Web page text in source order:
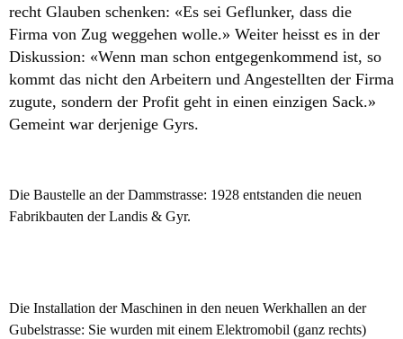
recht Glauben schenken: «Es sei Geflunker, dass die
Firma von Zug weggehen wolle.» Weiter heisst es in der
Diskussion: «Wenn man schon entgegenkommend ist, so
kommt das nicht den Arbeitern und Angestellten der Firma
zugute, sondern der Profit geht in einen einzigen Sack.»
Gemeint war derjenige Gyrs.
Die Baustelle an der Dammstrasse: 1928 entstanden die neuen
Fabrikbauten der Landis & Gyr.
Die Installation der Maschinen in den neuen Werkhallen an der
Gubelstrasse: Sie wurden mit einem Elektromobil (ganz rechts)